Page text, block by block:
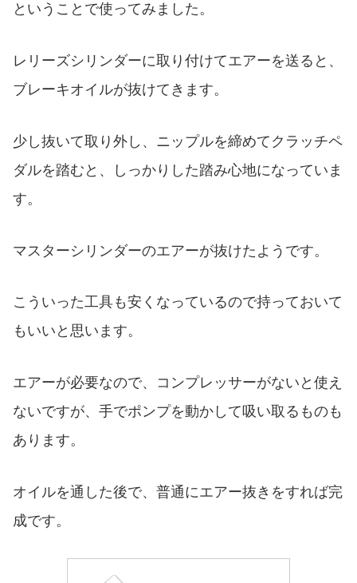
ということで使ってみました。
レリーズシリンダーに取り付けてエアーを送ると、
ブレーキオイルが抜けてきます。
少し抜いて取り外し、ニップルを締めてクラッチペ
ダルを踏むと、しっかりした踏み心地になっていま
す。
マスターシリンダーのエアーが抜けたようです。
こういった工具も安くなっているので持っておいて
もいいと思います。
エアーが必要なので、コンプレッサーがないと使え
ないですが、手でポンプを動かして吸い取るものも
あります。
オイルを通した後で、普通にエアー抜きをすれば完
成です。